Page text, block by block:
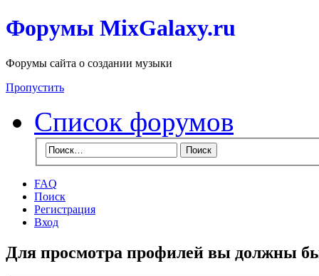
Форумы MixGalaxy.ru
Форумы сайта о создании музыки
Пропустить
Список форумов
FAQ
Поиск
Регистрация
Вход
Для просмотра профилей вы должны